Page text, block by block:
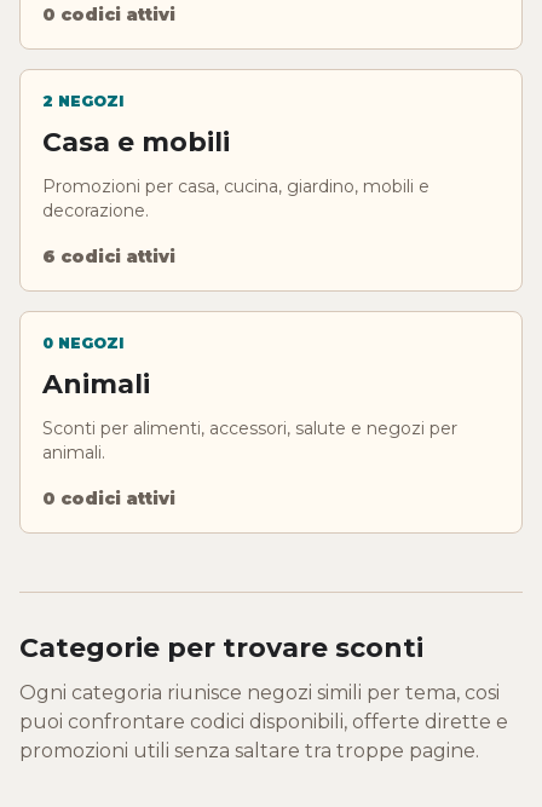
0 codici attivi
2 NEGOZI
Casa e mobili
Promozioni per casa, cucina, giardino, mobili e
decorazione.
6 codici attivi
0 NEGOZI
Animali
Sconti per alimenti, accessori, salute e negozi per
animali.
0 codici attivi
Categorie per trovare sconti
Ogni categoria riunisce negozi simili per tema, cosi
puoi confrontare codici disponibili, offerte dirette e
promozioni utili senza saltare tra troppe pagine.